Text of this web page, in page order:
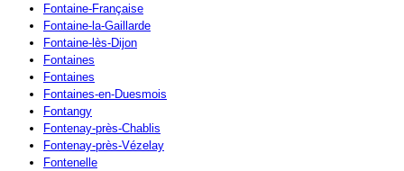
Fontaine-Française
Fontaine-la-Gaillarde
Fontaine-lès-Dijon
Fontaines
Fontaines
Fontaines-en-Duesmois
Fontangy
Fontenay-près-Chablis
Fontenay-près-Vézelay
Fontenelle